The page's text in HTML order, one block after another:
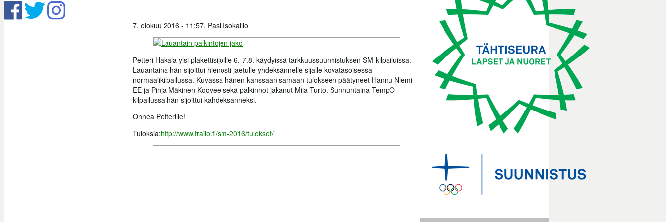
7. elokuu 2016 - 11:57, Pasi Isokallio
Petteri Hakala ylsi plakettisijoille 6.-7.8. käydyissä tarkkuussuunnistuksen SM-kilpailuissa.
Lauantaina hän sijoittui hienosti jaetulle yhdeksännelle sijalle kovatasoisessa
normaalikilpailussa. Kuvassa hänen kanssaan samaan tulokseen päätyneet Hannu Niemi
EE ja Pinja Mäkinen Koovee sekä palkinnot jakanut Miia Turto. Sunnuntaina TempO
kilpailussa hän sijoittui kahdeksanneksi.
Onnea Petterille!
Tuloksia:http://www.trailo.fi/sm-2016/tulokset/